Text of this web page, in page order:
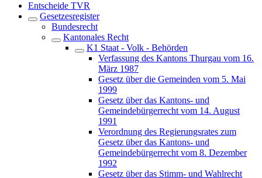
Entscheide TVR
Gesetzesregister
Bundesrecht
Kantonales Recht
K1 Staat - Volk - Behörden
Verfassung des Kantons Thurgau vom 16.
März 1987
Gesetz über die Gemeinden vom 5. Mai
1999
Gesetz über das Kantons- und
Gemeindebürgerrecht vom 14. August
1991
Verordnung des Regierungsrates zum
Gesetz über das Kantons- und
Gemeindebürgerrecht vom 8. Dezember
1992
Gesetz über das Stimm- und Wahlrecht